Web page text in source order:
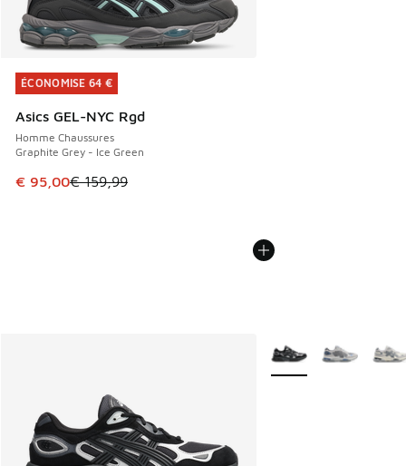
ÉCONOMISE 64 €
Asics GEL-NYC Rgd
Homme Chaussures
Graphite Grey - Ice Green
Cet article est en promotion. Prix en baisse de € 159,99 à
€ 95,00€ 159,99
ÉCONOMISE 64 €
Plus de couleurs